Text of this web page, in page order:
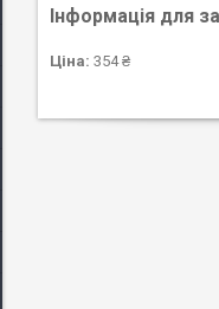
Інформація для
Ціна: 354 ₴